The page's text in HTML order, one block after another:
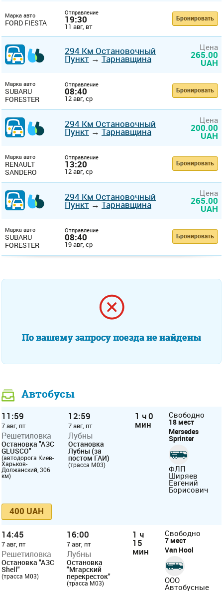
Марка авто
FORD FIESTA
Отправление
19:30
11 авг, вт
Бронировать
294 Км Остановочный
Пункт→Тарнавщина
Цена
265.00
UAH
Марка авто
SUBARU
FORESTER
Отправление
08:40
12 авг, ср
Бронировать
294 Км Остановочный
Пункт→Тарнавщина
Цена
200.00
UAH
Марка авто
RENAULT
SANDERO
Отправление
13:20
12 авг, ср
Бронировать
294 Км Остановочный
Пункт→Тарнавщина
Цена
265.00
UAH
Марка авто
SUBARU
FORESTER
Отправление
08:40
19 авг, ср
Бронировать
По вашему запросу поезда не найдены
Автобусы
11:59
7 авг, пт
Решетиловка
Остановка "АЗС
GLUSCO"
(автодорога Киев-
Харьков-
Должанский, 306
км)
12:59
7 авг, пт
Лубны
Остановка
Лубны (за
постом ГАИ)
(трасса М03)
1 ч 0
мин
Свободно
18 мест
Mersedes
Sprіnter
ФЛП
Ширяев
Евгений
Борисович
400 UAH
14:45
7 авг, пт
Решетиловка
Остановка "АЗС
Shell"
(трасса M03)
16:00
7 авг, пт
Лубны
Остановка
"Мгарский
перекресток"
(трасса М03)
1 ч
15
мин
Свободно
7 мест
Van Hool
ООО
Автобусные